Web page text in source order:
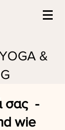
&
σας -
wie